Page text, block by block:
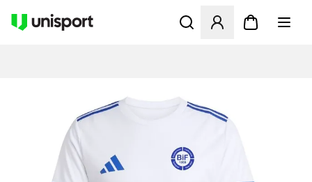
Åbner en Modal til at